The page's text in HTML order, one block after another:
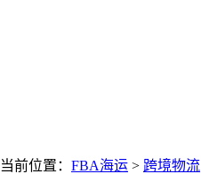
当前位置： FBA海运 > 跨境物流